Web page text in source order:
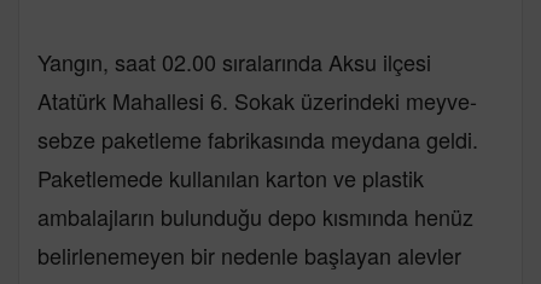
Yangın, saat 02.00 sıralarında Aksu ilçesi
Atatürk Mahallesi 6. Sokak üzerindeki meyve-
sebze paketleme fabrikasında meydana geldi.
Paketlemede kullanılan karton ve plastik
ambalajların bulunduğu depo kısmında henüz
belirlenemeyen bir nedenle başlayan alevler